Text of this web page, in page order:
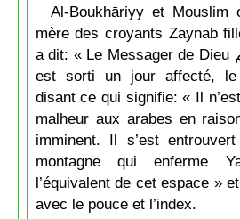
Al-Boukhāriyy et Mouslim
mère des croyants Zaynab
a dit: « Le Messager de Dieu صلَّى الله عليه وسلم
est sorti un jour affecté,
disant ce qui signifie: « Il
malheur aux arabes en
imminent. Il s’est
montagne qui enferme
l’équivalent de cet espace »
avec le pouce et l’index.